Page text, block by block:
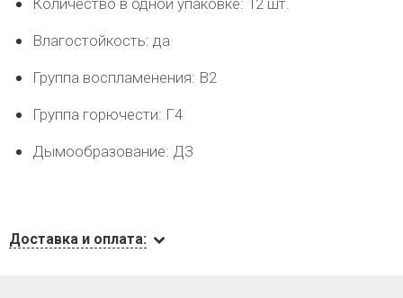
Количество в одной упаковке: 12 шт.
Влагостойкость: да
Группа воспламенения: В2
Группа горючести: Г4
Дымообразование: ДЗ
Доставка и оплата: